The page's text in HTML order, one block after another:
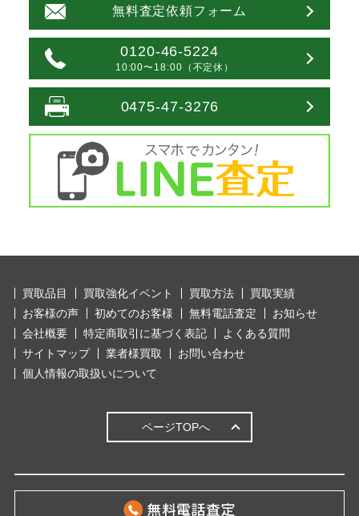
無料査定依頼フォーム
0120-46-5224
10:00〜18:00（不定休）
0475-47-3276
買取品目 買取強化イベント 買取方法
買取実績
お客様の声
初めてのお客様 無料電話査定
お知らせ
会社概要
特定商取引に基づく表記
よくある質問
サイトマップ
業者様買取
お問い合わせ
個人情報の取扱いについて
ページTOPへ